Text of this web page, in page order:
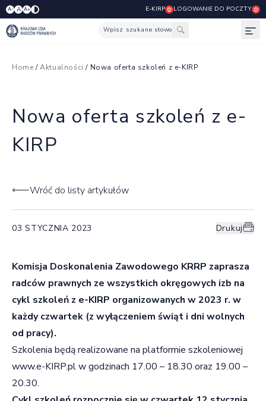
A- A A+ E-KIRP LOGOWANIE DO POCZTY
Wpisz szukane słowo
Home /Aktualności / Nowa oferta szkoleń z e-KIRP
Nowa oferta szkoleń z e-
KIRP
Wróć do listy artykułów
03 STYCZNIA 2023 Drukuj
Komisja Doskonalenia Zawodowego KRRP zaprasza
radców prawnych ze wszystkich okręgowych izb na
cykl szkoleń z e-KIRP organizowanych w 2023 r. w
każdy czwartek (z wyłączeniem świąt i dni wolnych
od pracy).
Szkolenia będą realizowane na platformie szkoleniowej
www.e-KIRP.plw godzinach 17.00 – 18.30 oraz 19.00 –
20.30.